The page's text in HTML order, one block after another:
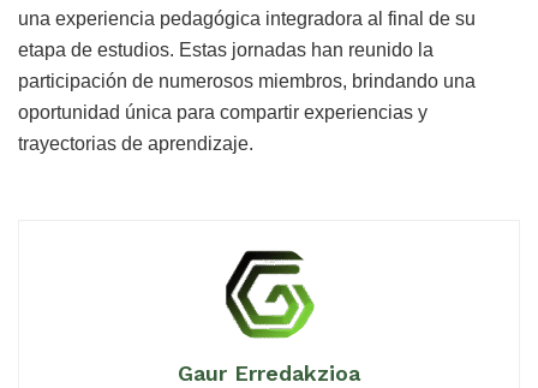
una experiencia pedagógica integradora al final de su
etapa de estudios. Estas jornadas han reunido la
participación de numerosos miembros, brindando una
oportunidad única para compartir experiencias y
trayectorias de aprendizaje.
Gaur Erredakzioa